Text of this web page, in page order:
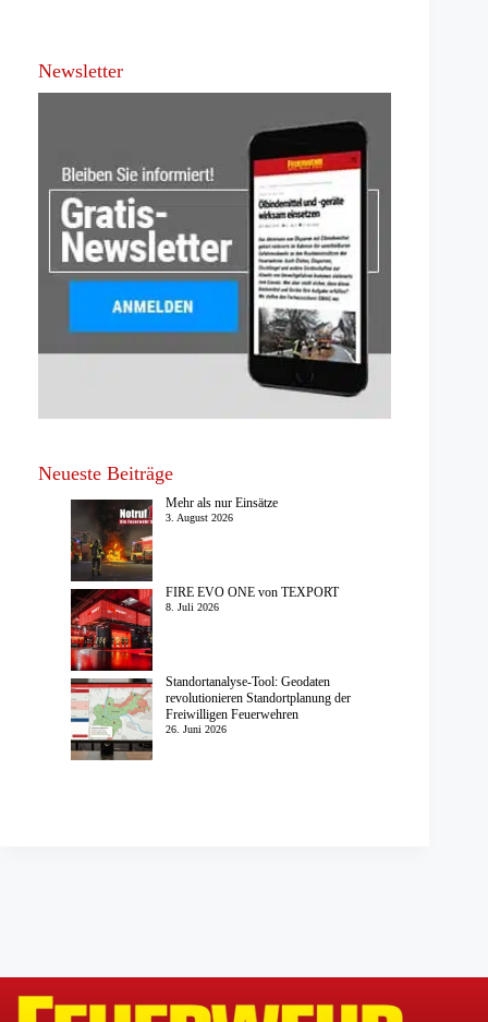
Newsletter
Neueste Beiträge
Mehr als nur Einsätze
3. August 2026
FIRE EVO ONE von TEXPORT
8. Juli 2026
Standortanalyse-Tool: Geodaten
revolutionieren Standortplanung der
Freiwilligen Feuerwehren
26. Juni 2026